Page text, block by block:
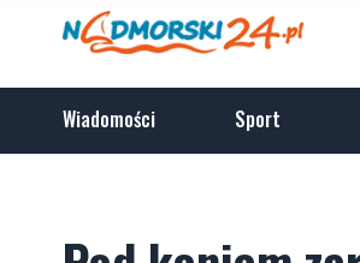
Wiadomości Sport